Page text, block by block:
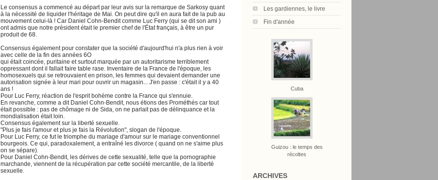
Les gardiennes, le livre
Fin d'année
Cuba
Guizou : le temps des
récoltes
ARCHIVES
Le consensus a commencé au départ par leur avis sur la remarque de Sarkosy quant
à la nécessité de liquider l'héritage de Mai. On peut dire qu'il en aura fait de la pub au
mouvement celui-là ! Car Daniel Cohn-Bendit comme Luc Ferry (qui se dit son ami )
ont admis que notre président était le premier chef de l'État français, à être un pur
produit de 68.
Consensus également pour constater que la société d'aujourd'hui n'a plus rien à voir
avec celle de la fin des années 6O
qui était coincée, puritaine et surtout marquée par un autoritarisme terriblement
oppressant dont il fallait faire table rase. Inventaire de la France de l'époque, les
homosexuels qui se retrouvaient en prison, les femmes qui devaient demander une
autorisation signée à leur mari pour ouvrir un magasin... J'en passe : c'était il y a 40
ans !
Pour Luc Ferry, réaction de l'esprit bohème contre la France qui s'ennuie.
En revanche, comme a dit Daniel Cohn-Bendit, nous étions des Prométhés car tout
était possible : pas de chômage ni de Sida, on ne parlait pas de délinquance et la
mondialisation était loin.
Consensus également sur la liberté sexuelle.
"Plus je fais l'amour et plus je fais la Révolution", slogan de l'époque.
Pour Luc Ferry, ce fut le triomphe du mariage d'amour sur le mariage conventionnel
bourgeois. Ce qui, paradoxalement, a entraîné les divorce ( quand on ne s'aime plus
on se sépare).
Pour Daniel Cohn-Bendit, les dérives de cette sexualité, telle que la pornographie
marchande, viennent de la récupération par cette société mercantile, de la liberté
sexuelle.